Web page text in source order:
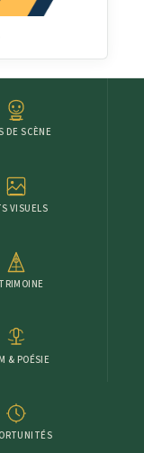
DE SCÈNE
VISUELS
& POÉSIE